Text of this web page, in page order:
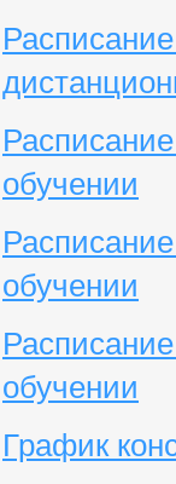
обучении
обучении
обучении
График